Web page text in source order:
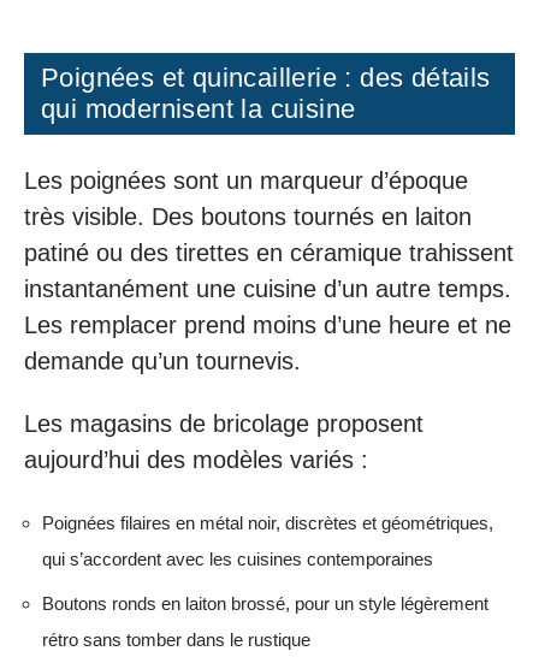
Poignées et quincaillerie : des détails
qui modernisent la cuisine
Les poignées sont un marqueur d’époque
très visible. Des boutons tournés en laiton
patiné ou des tirettes en céramique trahissent
instantanément une cuisine d’un autre temps.
Les remplacer prend moins d’une heure et ne
demande qu’un tournevis.
Les magasins de bricolage proposent
aujourd’hui des modèles variés :
Poignées filaires en métal noir, discrètes et géométriques,
qui s’accordent avec les cuisines contemporaines
Boutons ronds en laiton brossé, pour un style légèrement
rétro sans tomber dans le rustique